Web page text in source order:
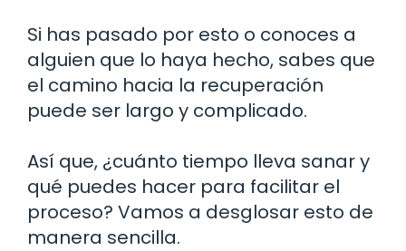
Si has pasado por esto o conoces a
alguien que lo haya hecho, sabes que
el camino hacia la recuperación
puede ser largo y complicado.
Así que, ¿cuánto tiempo lleva sanar y
qué puedes hacer para facilitar el
proceso? Vamos a desglosar esto de
manera sencilla.